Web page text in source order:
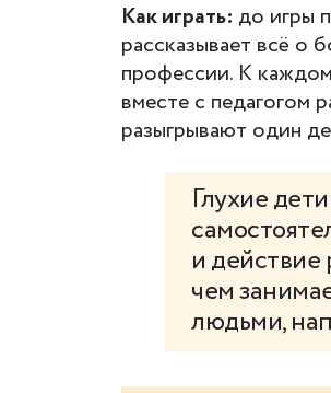
Как играть: до игры
рассказывает всё о
профессии. К
вместе с педагогом
разыгрывают один
Глухие
и действие
чем
людьми,